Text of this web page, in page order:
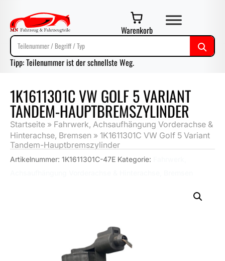
Warenkorb
Tipp: Teilenummer ist der schnellste Weg.
1K1611301C VW GOLF 5 VARIANT
TANDEM-HAUPTBREMSZYLINDER
Startseite » Fahrwerk, Achsaufhängung Vorderachse &
Hinterachse, Bremsen » 1K1611301C VW Golf 5 Variant
Tandem-Hauptbremszylinder
Artikelnummer: 1K1611301C-47E Kategorie: